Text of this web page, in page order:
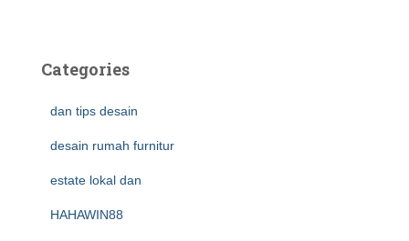
Categories
dan tips desain
desain rumah furnitur
estate lokal dan
HAHAWIN88